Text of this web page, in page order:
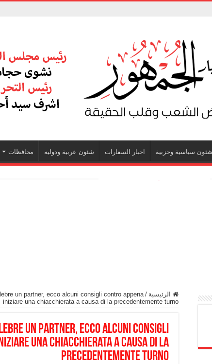
شئون سياسية وحزبية اخبار السفارات شئون عربية ودوليه محافظات
الرئيسية /
un partner, ecco alcuni consigli contro appena
iniziare una chiacchierata a causa di la precedentemente turno
un partner, ecco alcuni consigli
una chiacchierata a causa di la
precedentemente turno